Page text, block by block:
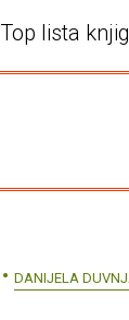
Top lista
DANIJELA